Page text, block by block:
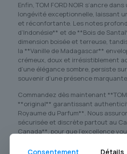
Enfin, TOM FORD NOIR s’ancre
longévité exceptionnelle, laissant
et réconfortante. Les notes
d’Indonésie** et de **Bois de
dimension boisée et terreuse,
la **Vanille de Madagascar**
crémeux, doux et irrésistiblement
d’une élégance sombre, persiste
souvenir d’une présence
Commandez dès maintenant **TOM
**original** garantissant
Royaume du Parfum**. Nous
sécurisée et discrète partout au
Canada**, pour que l’excellence
l’ultime expression du luxe et du
Consentement Détails